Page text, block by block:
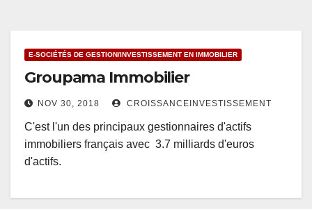
E-SOCIÉTÉS DE GESTION/INVESTISSEMENT EN IMMOBILIER
Groupama Immobilier
NOV 30, 2018 CROISSANCEINVESTISSEMENT
C'est l'un des principaux gestionnaires d'actifs
immobiliers français avec 3.7 milliards d'euros
d'actifs.